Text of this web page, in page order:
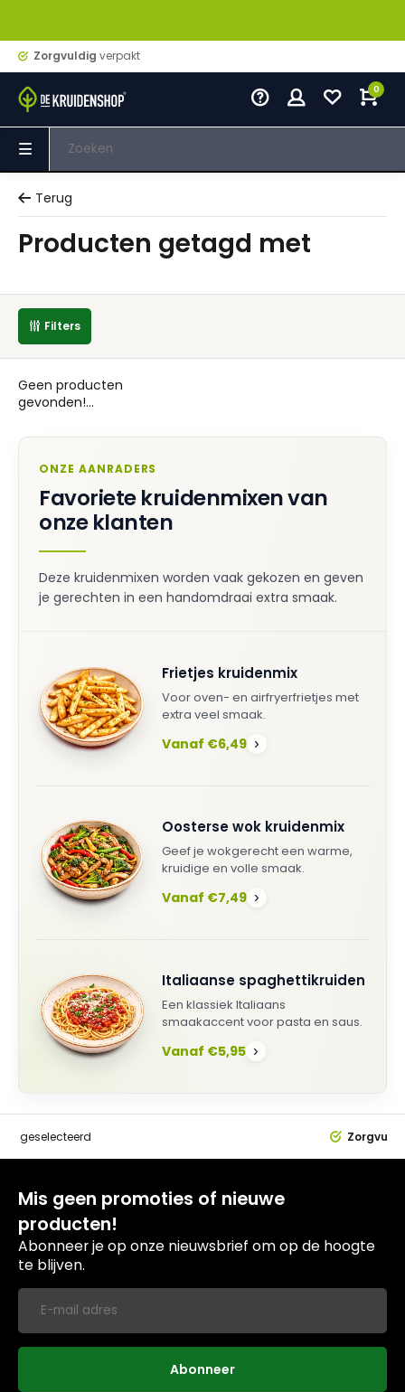
Zorgvuldig verpakt
0
Terug
Producten getagd met
Filters
Geen producten
gevonden!...
ONZE AANRADERS
Favoriete kruidenmixen van
onze klanten
Deze kruidenmixen worden vaak gekozen en geven
je gerechten in een handomdraai extra smaak.
Frietjes kruidenmix
Voor oven- en airfryerfrietjes met
extra veel smaak.
Vanaf €6,49 ›
Oosterse wok kruidenmix
Geef je wokgerecht een warme,
kruidige en volle smaak.
Vanaf €7,49 ›
Italiaanse spaghettikruiden
Een klassiek Italiaans
smaakaccent voor pasta en saus.
Vanaf €5,95 ›
geselecteerd
Mis geen promoties of nieuwe
producten!
Abonneer je op onze nieuwsbrief om op de hoogte
te blijven.
Abonneer